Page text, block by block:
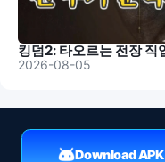
2026-08-05
Download APK